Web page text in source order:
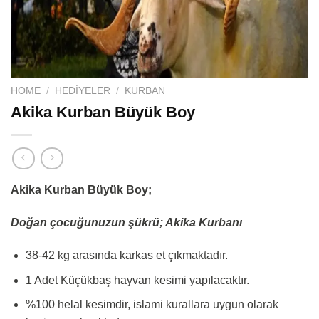
HOME / HEDIYELER / KURBAN
Akika Kurban Büyük Boy
Akika Kurban Büyük Boy;
Doğan çocuğunuzun şükrü; Akika Kurbanı
38-42 kg arasında karkas et çıkmaktadır.
1 Adet Küçükbaş hayvan kesimi yapılacaktır.
%100 helal kesimdir, islami kurallara uygun olarak